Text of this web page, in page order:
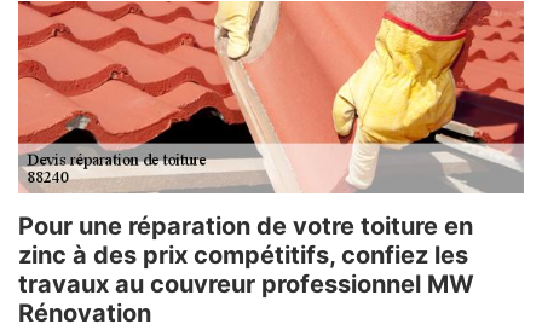
Pour une réparation de votre toiture en
zinc à des prix compétitifs, confiez les
travaux au couvreur professionnel MW
Rénovation